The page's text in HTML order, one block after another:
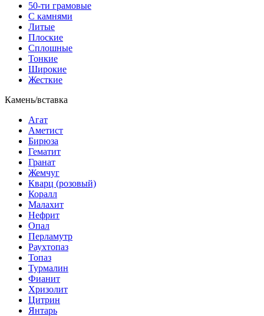
50-ти грамовые
С камнями
Литые
Плоские
Сплошные
Тонкие
Широкие
Жесткие
Камень/вставка
Агат
Аметист
Бирюза
Гематит
Гранат
Жемчуг
Кварц (розовый)
Коралл
Малахит
Нефрит
Опал
Перламутр
Раухтопаз
Топаз
Турмалин
Фианит
Хризолит
Цитрин
Янтарь